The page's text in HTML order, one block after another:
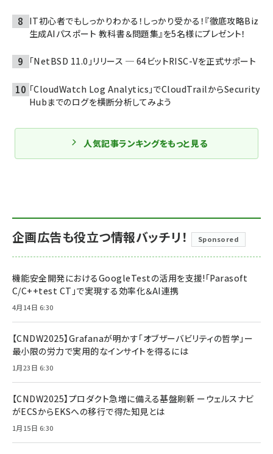
IT初心者でもしっかりわかる！しっかり受かる！『徹底攻略Biz
生成AIパスポート 教科書＆問題集』を5名様にプレゼント！
「NetBSD 11.0」リリース ─ 64ビットRISC-Vを正式サポート
「CloudWatch Log Analytics」でCloudTrailからSecurity
Hubまでのログを横断分析してみよう
人気記事ランキングをもっと見る
企画広告も役立つ情報バッチリ！ Sponsored
機能安全開発におけるGoogleTestの活用を支援!「Parasoft
C/C++test CT」で実現する効率化＆AI連携
4月14日 6:30
【CNDW2025】Grafanaが明かす「オブザーバビリティの哲学」ー
最小限の労力で実用的なインサイトを得るには
1月23日 6:30
【CNDW2025】プロダクト急増に備える基盤刷新 ーウェルスナビ
がECSからEKSへの移行で得た知見とは
1月15日 6:30